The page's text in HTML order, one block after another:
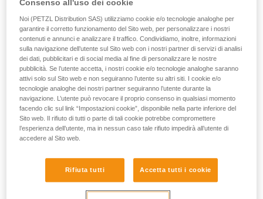
Consenso all'uso dei cookie
Noi (PETZL Distribution SAS) utilizziamo cookie e/o tecnologie analoghe per
garantire il corretto funzionamento del Sito web, per personalizzare i nostri
contenuti e annunci e analizzare il traffico. Condividiamo, inoltre, informazioni
sulla navigazione dell’utente sul Sito web con i nostri partner di servizi di analisi
dei dati, pubblicitari e di social media al fine di personalizzare le nostre
pubblicità. Se l’utente accetta, i nostri cookie e/o tecnologie analoghe saranno
attivi solo sul Sito web e non seguiranno l’utente su altri siti. I cookie e/o
tecnologie analoghe dei nostri partner seguiranno l’utente durante la
navigazione. L’utente può revocare il proprio consenso in qualsiasi momento
facendo clic sul link “Impostazioni cookie”, disponibile nella parte inferiore del
Sito web. Il rifiuto di tutti o parte di tali cookie potrebbe compromettere
l’esperienza dell’utente, ma in nessun caso tale rifiuto impedirà all’utente di
accedere al Sito web.
Rifiuta tutti Accetta tutti i cookie